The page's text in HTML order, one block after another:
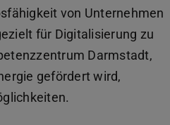
von Unternehmen
für Digitalisierung zu
Darmstadt,
gefördert wird,